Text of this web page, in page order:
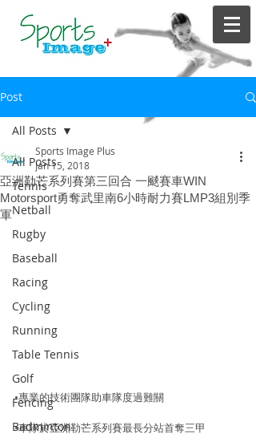
Post
All Posts
Tennis
Netball
Rugby
Baseball
Racing
Cycling
Running
Table Tennis
Golf
Fencing
Badminton
All Posts
亞洲勒芒系列賽第三回合 一颷賽車WIN
Motorsport勇奪武里南6小時耐力賽LMP3組別季
軍
Sports Image Plus
Jan 15, 2018
•專業的技術團隊助車隊度過難關
•車隊於亞洲勒芒系列賽最長分站首奪三甲